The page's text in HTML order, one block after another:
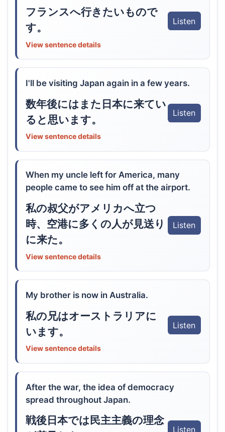
フランスへ行きたいもので
す。
Listen
View sentence details
I'll be visiting Japan again in a few years.
数年後にはまた日本に来てい
ると思います。
Listen
View sentence details
When my uncle left for America, many
people came to see him off at the airport.
私の叔父がアメリカへ立つ
時、空港に多くの人が見送り
に来た。
Listen
View sentence details
My brother is now in Australia.
私の兄はオーストラリアに
います。
Listen
View sentence details
After the war, the idea of democracy
spread throughout Japan.
戦後日本では民主主義の理念
Listen